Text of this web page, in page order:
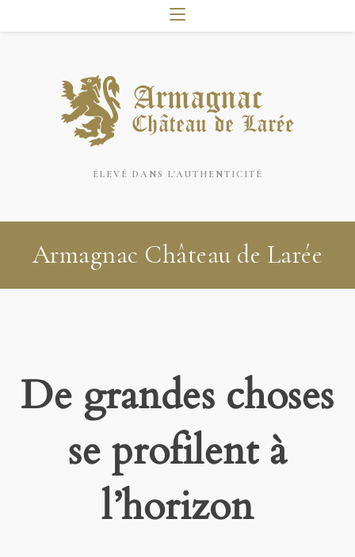
ÉLEVÉ DANS L'AUTHENTICITÉ
Armagnac Château de Larée
De grandes choses
se profilent à
l’horizon